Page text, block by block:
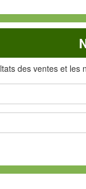
des ventes et